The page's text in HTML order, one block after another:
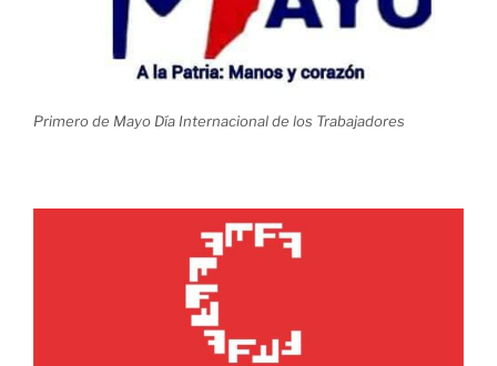
Primero de Mayo Día Internacional de los Trabajadores